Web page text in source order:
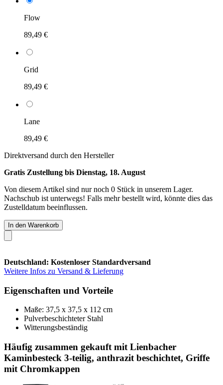
Flow
89,49 €
Grid
89,49 €
Lane
89,49 €
Direktversand durch den Hersteller
Gratis Zustellung bis Dienstag, 18. August
Von diesem Artikel sind nur noch 0 Stück in unserem Lager.
Nachschub ist unterwegs! Falls mehr bestellt wird, könnte dies das
Zustelldatum beeinflussen.
In den Warenkorb
Deutschland: Kostenloser Standardversand
Weitere Infos zu Versand & Lieferung
Eigenschaften und Vorteile
Maße: 37,5 x 37,5 x 112 cm
Pulverbeschichteter Stahl
Witterungsbeständig
Häufig zusammen gekauft mit Lienbacher
Kaminbesteck 3-teilig, anthrazit beschichtet, Griffe
mit Chromkappen